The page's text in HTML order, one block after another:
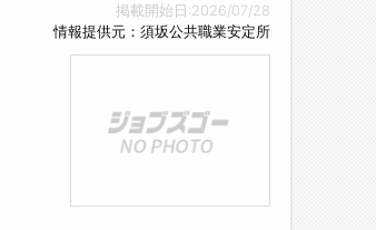
掲載開始日:2026/07/28
情報提供元：須坂公共職業安定所